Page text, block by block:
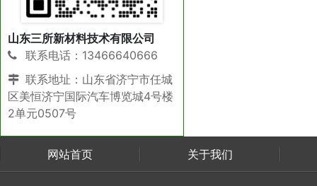
山东三所新材料技术有限公司
联系电话：13466640666
联系地址：山东省济宁市任城
区美恒济宁国际汽车博览城4号楼
2单元0507号
网站首页 关于我们